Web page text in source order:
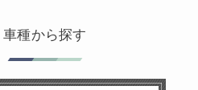
車種から探す